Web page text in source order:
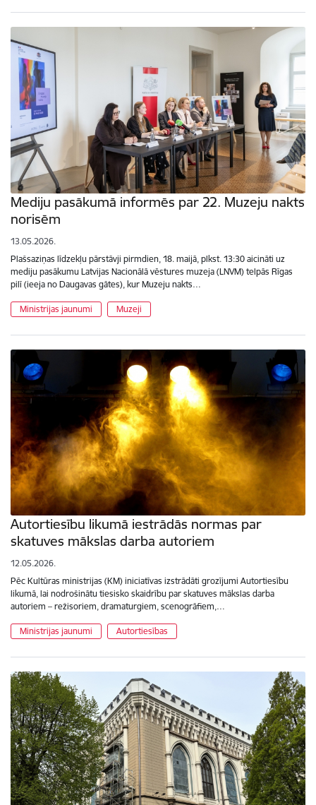
Mediju pasākumā informēs par 22. Muzeju nakts
norisēm
13.05.2026.
Plašsaziņas līdzekļu pārstāvji pirmdien, 18. maijā, plkst. 13:30 aicināti uz
mediju pasākumu Latvijas Nacionālā vēstures muzeja (LNVM) telpās Rīgas
pilī (ieeja no Daugavas gātes), kur Muzeju nakts…
Ministrijas jaunumi Muzeji
Autortiesību likumā iestrādās normas par
skatuves mākslas darba autoriem
12.05.2026.
Pēc Kultūras ministrijas (KM) iniciatīvas izstrādāti grozījumi Autortiesību
likumā, lai nodrošinātu tiesisko skaidrību par skatuves mākslas darba
autoriem – režisoriem, dramaturgiem, scenogrāfiem,…
Ministrijas jaunumi Autortiesības